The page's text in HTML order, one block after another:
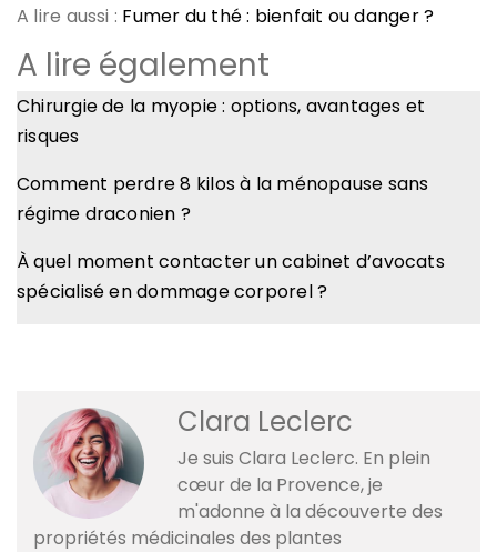
A lire aussi : Fumer du thé : bienfait ou danger ?
A lire également
Chirurgie de la myopie : options, avantages et
risques
Comment perdre 8 kilos à la ménopause sans
régime draconien ?
À quel moment contacter un cabinet d’avocats
spécialisé en dommage corporel ?
Clara Leclerc
Je suis Clara Leclerc. En plein
cœur de la Provence, je
m'adonne à la découverte des
propriétés médicinales des plantes